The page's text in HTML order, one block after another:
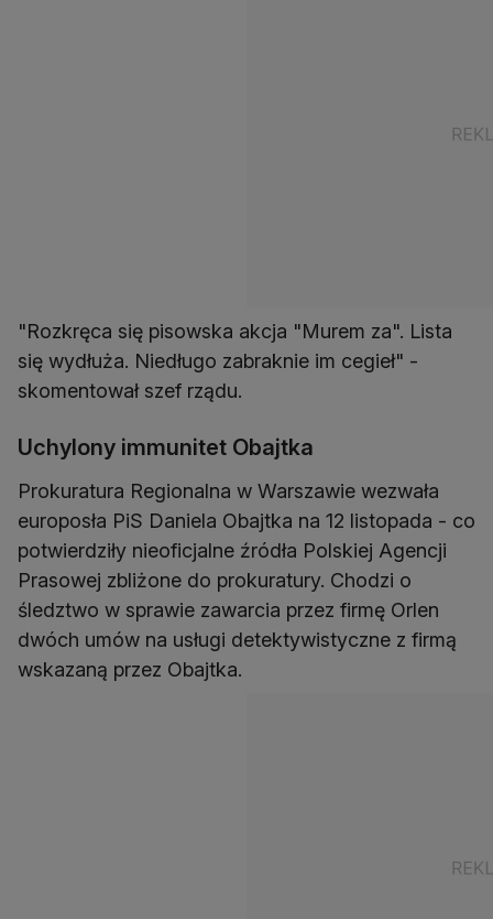
"Rozkręca się pisowska akcja "Murem za". Lista
się wydłuża. Niedługo zabraknie im cegieł" -
skomentował szef rządu.
Uchylony immunitet Obajtka
Prokuratura Regionalna w Warszawie wezwała
europosła PiS Daniela Obajtka na 12 listopada - co
potwierdziły nieoficjalne źródła Polskiej Agencji
Prasowej zbliżone do prokuratury. Chodzi o
śledztwo w sprawie zawarcia przez firmę Orlen
dwóch umów na usługi detektywistyczne z firmą
wskazaną przez Obajtka.